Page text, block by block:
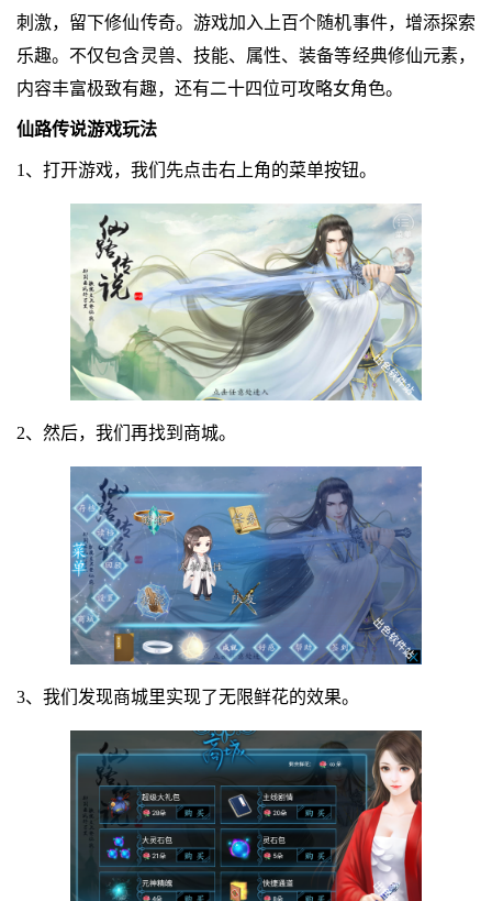
刺激，留下修仙传奇。游戏加入上百个随机事件，增添探索
乐趣。不仅包含灵兽、技能、属性、装备等经典修仙元素，
内容丰富极致有趣，还有二十四位可攻略女角色。
仙路传说游戏玩法
1、打开游戏，我们先点击右上角的菜单按钮。
2、然后，我们再找到商城。
3、我们发现商城里实现了无限鲜花的效果。